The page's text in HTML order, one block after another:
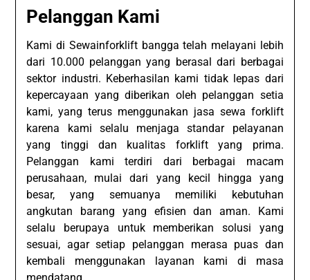
Pelanggan Kami
Kami di Sewainforklift bangga telah melayani lebih
dari 10.000 pelanggan yang berasal dari berbagai
sektor industri. Keberhasilan kami tidak lepas dari
kepercayaan yang diberikan oleh pelanggan setia
kami, yang terus menggunakan jasa sewa forklift
karena kami selalu menjaga standar pelayanan
yang tinggi dan kualitas forklift yang prima.
Pelanggan kami terdiri dari berbagai macam
perusahaan, mulai dari yang kecil hingga yang
besar, yang semuanya memiliki kebutuhan
angkutan barang yang efisien dan aman. Kami
selalu berupaya untuk memberikan solusi yang
sesuai, agar setiap pelanggan merasa puas dan
kembali menggunakan layanan kami di masa
mendatang.